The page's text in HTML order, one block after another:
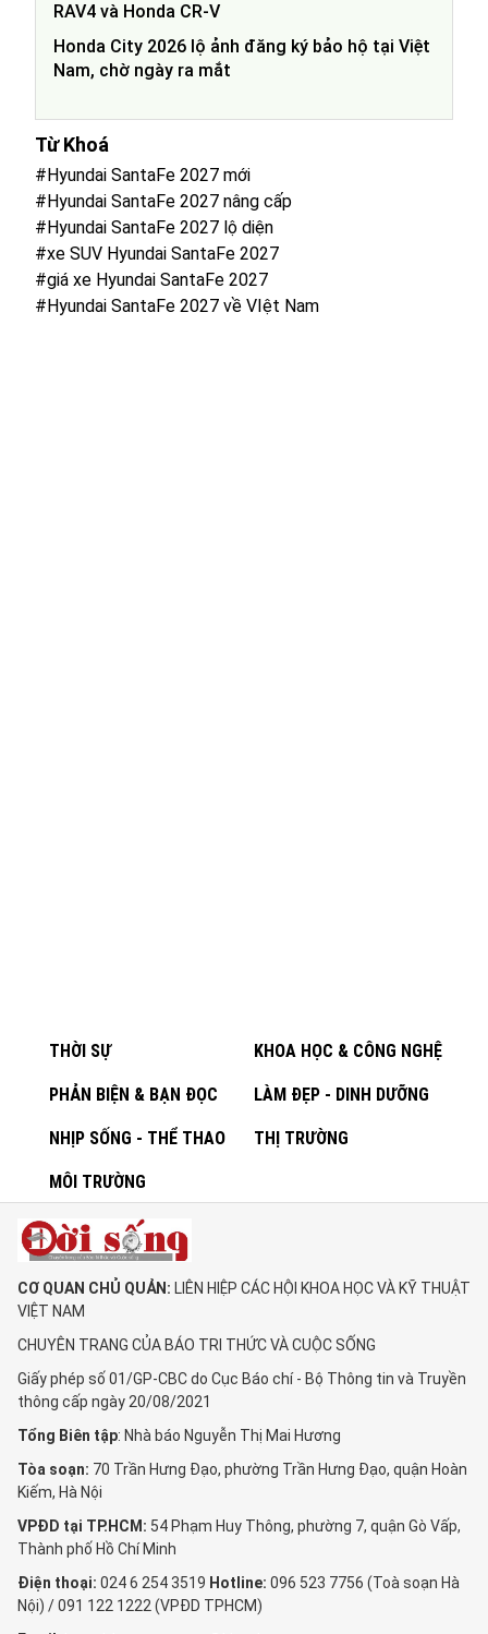
RAV4 và Honda CR-V
Honda City 2026 lộ ảnh đăng ký bảo hộ tại Việt
Nam, chờ ngày ra mắt
Từ Khoá
#Hyundai SantaFe 2027 mới
#Hyundai SantaFe 2027 nâng cấp
#Hyundai SantaFe 2027 lộ diện
#xe SUV Hyundai SantaFe 2027
#giá xe Hyundai SantaFe 2027
#Hyundai SantaFe 2027 về VIệt Nam
THỜI SỰ KHOA HỌC & CÔNG NGHỆ
PHẢN BIỆN & BẠN ĐỌC LÀM ĐẸP - DINH DƯỠNG
NHỊP SỐNG - THỂ THAO THỊ TRƯỜNG
MÔI TRƯỜNG
CƠ QUAN CHỦ QUẢN: LIÊN HIỆP CÁC HỘI KHOA HỌC VÀ KỸ THUẬT
VIỆT NAM
CHUYÊN TRANG CỦA BÁO TRI THỨC VÀ CUỘC SỐNG
Giấy phép số 01/GP-CBC do Cục Báo chí - Bộ Thông tin và Truyền
thông cấp ngày 20/08/2021
Tổng Biên tập: Nhà báo Nguyễn Thị Mai Hương
Tòa soạn: 70 Trần Hưng Đạo, phường Trần Hưng Đạo, quận Hoàn
Kiếm, Hà Nội
VPĐD tại TP.HCM: 54 Phạm Huy Thông, phường 7, quận Gò Vấp,
Thành phố Hồ Chí Minh
Điện thoại: 024 6 254 3519 Hotline: 096 523 7756 (Toà soạn Hà
Nội) / 091 122 1222 (VPĐD TPHCM)